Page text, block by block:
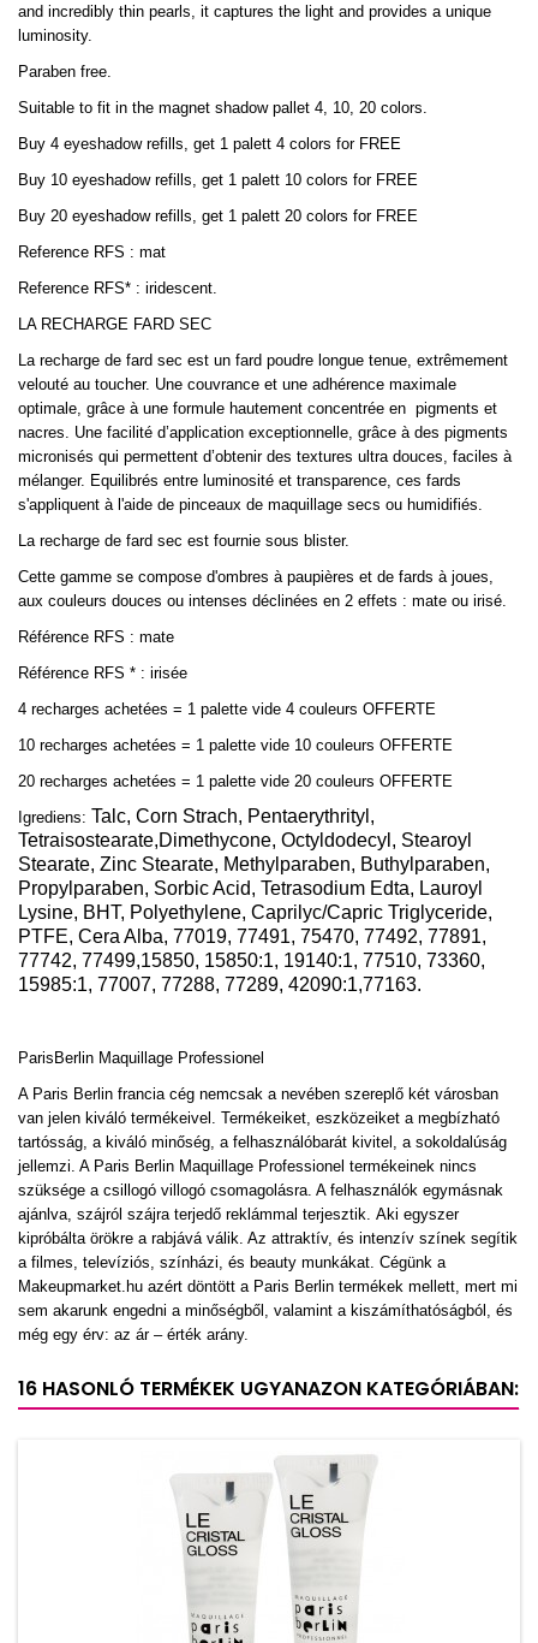
and incredibly thin pearls, it captures the light and provides a unique
luminosity.
Paraben free.
Suitable to fit in the magnet shadow pallet 4, 10, 20 colors.
Buy 4 eyeshadow refills, get 1 palett 4 colors for FREE
Buy 10 eyeshadow refills, get 1 palett 10 colors for FREE
Buy 20 eyeshadow refills, get 1 palett 20 colors for FREE
Reference RFS : mat
Reference RFS* : iridescent.
LA RECHARGE FARD SEC
La recharge de fard sec est un fard poudre longue tenue, extrêmement
velouté au toucher. Une couvrance et une adhérence maximale
optimale, grâce à une formule hautement concentrée en pigments et
nacres. Une facilité d’application exceptionnelle, grâce à des pigments
micronisés qui permettent d’obtenir des textures ultra douces, faciles à
mélanger. Equilibrés entre luminosité et transparence, ces fards
s'appliquent à l'aide de pinceaux de maquillage secs ou humidifiés.
La recharge de fard sec est fournie sous blister.
Cette gamme se compose d'ombres à paupières et de fards à joues,
aux couleurs douces ou intenses déclinées en 2 effets : mate ou irisé.
Référence RFS : mate
Référence RFS * : irisée
4 recharges achetées = 1 palette vide 4 couleurs OFFERTE
10 recharges achetées = 1 palette vide 10 couleurs OFFERTE
20 recharges achetées = 1 palette vide 20 couleurs OFFERTE
Igrediens: Talc, Corn Strach, Pentaerythrityl,
Tetraisostearate,Dimethycone, Octyldodecyl, Stearoyl
Stearate, Zinc Stearate, Methylparaben, Buthylparaben,
Propylparaben, Sorbic Acid, Tetrasodium Edta, Lauroyl
Lysine, BHT, Polyethylene, Caprilyc/Capric Triglyceride,
PTFE, Cera Alba, 77019, 77491, 75470, 77492, 77891,
77742, 77499,15850, 15850:1, 19140:1, 77510, 73360,
15985:1, 77007, 77288, 77289, 42090:1,77163.
ParisBerlin Maquillage Professionel
A Paris Berlin francia cég nemcsak a nevében szereplő két városban
van jelen kiváló termékeivel. Termékeiket, eszközeiket a megbízható
tartósság, a kiváló minőség, a felhasználóbarát kivitel, a sokoldalúság
jellemzi. A Paris Berlin Maquillage Professionel termékeinek nincs
szüksége a csillogó villogó csomagolásra. A felhasználók egymásnak
ajánlva, szájról szájra terjedő reklámmal terjesztik. Aki egyszer
kipróbálta örökre a rabjává válik. Az attraktív, és intenzív színek segítik
a filmes, televíziós, színházi, és beauty munkákat. Cégünk a
Makeupmarket.hu azért döntött a Paris Berlin termékek mellett, mert mi
sem akarunk engedni a minőségből, valamint a kiszámíthatóságból, és
még egy érv: az ár – érték arány.
16 HASONLÓ TERMÉKEK UGYANAZON KATEGÓRIÁBAN: